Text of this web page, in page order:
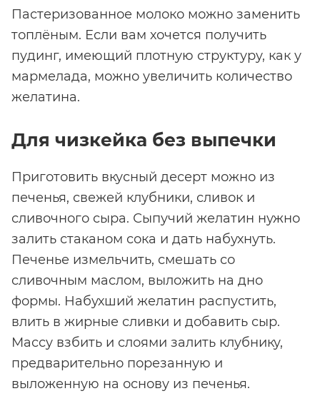
Пастеризованное молоко можно заменить
топлёным. Если вам хочется получить
пудинг, имеющий плотную структуру, как у
мармелада, можно увеличить количество
желатина.
Для чизкейка без выпечки
Приготовить вкусный десерт можно из
печенья, свежей клубники, сливок и
сливочного сыра. Сыпучий желатин нужно
залить стаканом сока и дать набухнуть.
Печенье измельчить, смешать со
сливочным маслом, выложить на дно
формы. Набухший желатин распустить,
влить в жирные сливки и добавить сыр.
Массу взбить и слоями залить клубнику,
предварительно порезанную и
выложенную на основу из печенья.